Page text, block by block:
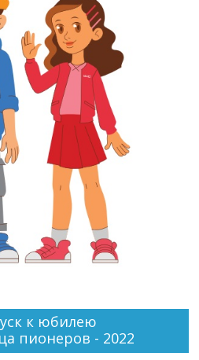
к юбилею
пионеров - 2022